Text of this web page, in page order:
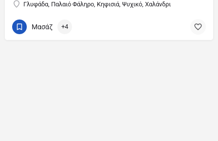
Γλυφάδα, Παλαιό Φάληρο, Κηφισιά, Ψυχικό, Χαλάνδρι
Μασάζ +4